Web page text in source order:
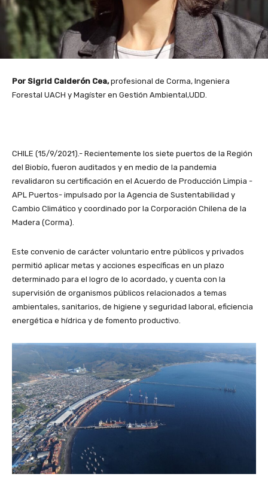
Por Sigrid Calderón Cea,profesional de Corma, Ingeniera
Forestal UACH y Magíster en Gestión Ambiental,UDD.
CHILE (15/9/2021).- Recientemente los siete puertos de la Región
del Biobío, fueron auditados y en medio de la pandemia
revalidaron su certificación en el Acuerdo de Producción Limpia -
APL Puertos- impulsado por la Agencia de Sustentabilidad y
Cambio Climático y coordinado por la Corporación Chilena de la
Madera (Corma).
Este convenio de carácter voluntario entre públicos y privados
permitió aplicar metas y acciones específicas en un plazo
determinado para el logro de lo acordado, y cuenta con la
supervisión de organismos públicos relacionados a temas
ambientales, sanitarios, de higiene y seguridad laboral, eficiencia
energética e hídrica y de fomento productivo.